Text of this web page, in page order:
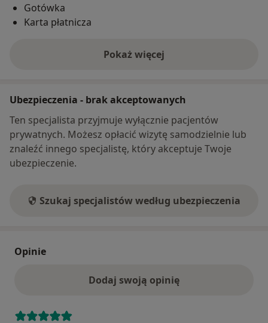
Gotówka
Karta płatnicza
Pokaż więcej
o adresie
Ubezpieczenia - brak akceptowanych
Ten specjalista przyjmuje wyłącznie pacjentów
prywatnych. Możesz opłacić wizytę samodzielnie lub
znaleźć innego specjalistę, który akceptuje Twoje
ubezpieczenie.
Szukaj specjalistów według ubezpieczenia
Opinie
Dodaj swoją opinię